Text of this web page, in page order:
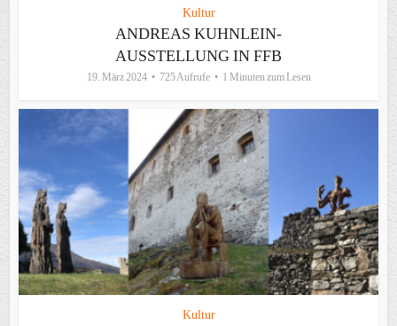
Kultur
ANDREAS KUHNLEIN-
AUSSTELLUNG IN FFB
19. März 2024 725 Aufrufe 1 Minuten zum Lesen
Kultur